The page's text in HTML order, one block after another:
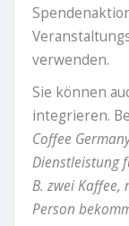
verwenden.
Sie können
integrieren.
Coffee
Dienstleistung
B. zwei
Person